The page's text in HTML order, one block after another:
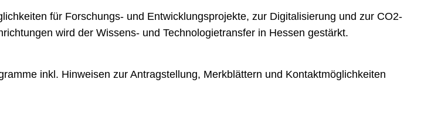
für Forschungs- und Entwicklungsprojekte, zur Digitalisierung und zur CO2-
wird der Wissens- und Technologietransfer in Hessen gestärkt.
inkl. Hinweisen zur Antragstellung, Merkblättern und Kontaktmöglichkeiten